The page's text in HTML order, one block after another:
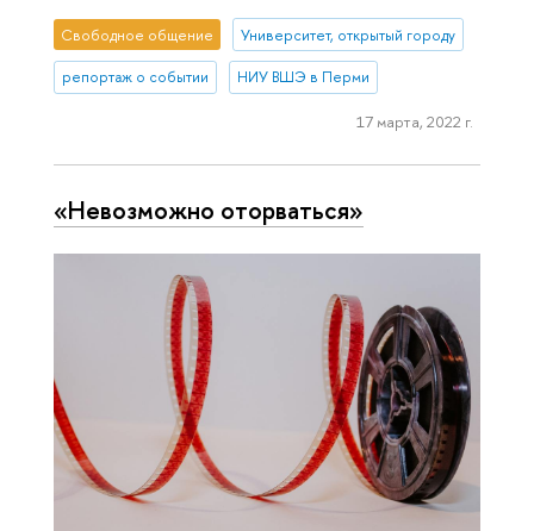
Свободное общение Университет, открытый городу
репортаж о событии НИУ ВШЭ в Перми
17 марта, 2022 г.
«Невозможно оторваться»